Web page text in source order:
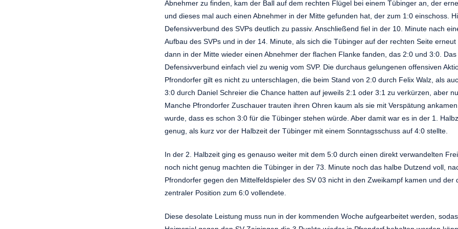
Abnehmer zu finden, kam der Ball auf dem rechten Flügel bei einem Tübinger an, der
und dieses mal auch einen Abnehmer in der Mitte gefunden hat, der zum 1:0 einschoss.
Defensivverbund des SVPs deutlich zu passiv. Anschließend fiel in der 10. Minute nach
Aufbau des SVPs und in der 14. Minute, als sich die Tübinger auf der rechten Seite
dann in der Mitte wieder einen Abnehmer der flachen Flanke fanden, das 2:0 und 3:0.
Defensivverbund einfach viel zu wenig vom SVP. Die durchaus gelungenen offensiven
Pfrondorfer gilt es nicht zu unterschlagen, die beim Stand von 2:0 durch Felix Walz, als
3:0 durch Daniel Schreier die Chance hatten auf jeweils 2:1 oder 3:1 zu verkürzen, aber
Manche Pfrondorfer Zuschauer trauten ihren Ohren kaum als sie mit Verspätung
wurde, dass es schon 3:0 für die Tübinger stehen würde. Aber damit war es in der 1.
genug, als kurz vor der Halbzeit der Tübinger mit einem Sonntagsschuss auf 4:0 stellte.
In der 2. Halbzeit ging es genauso weiter mit dem 5:0 durch einen direkt verwandelten
noch nicht genug machten die Tübinger in der 73. Minute noch das halbe Dutzend voll,
Pfrondorfer gegen den Mittelfeldspieler des SV 03 nicht in den Zweikampf kamen und der
zentraler Position zum 6:0 vollendete.
Diese desolate Leistung muss nun in der kommenden Woche aufgearbeitet werden,